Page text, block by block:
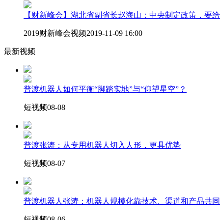
【财新峰会】湖北省副省长赵海山：中央制定政策，要
2019财新峰会视频2019-11-09 16:00
最新视频
普渡机器人如何平衡“脚踏实地”与“仰望星空”？
短视频08-08
普渡张涛：从专用机器人切入人形，更具优势
短视频08-07
普渡机器人张涛：机器人规模化靠技术、渠道和产品共